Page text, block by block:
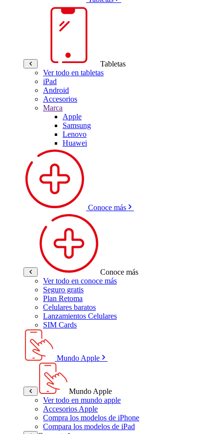
Tabletas
Ver todo en tabletas
iPad
Android
Accesorios
Marca
Apple
Samsung
Lenovo
Huawei
Conoce más
Conoce más
Ver todo en conoce más
Seguro gratis
Plan Retoma
Celulares baratos
Lanzamientos Celulares
SIM Cards
Mundo Apple
Mundo Apple
Ver todo en mundo apple
Accesorios Apple
Compra los modelos de iPhone
Compara los modelos de iPad